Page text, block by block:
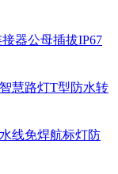
器公母插拔IP67
慧路灯T型防水转
线免焊航标灯防